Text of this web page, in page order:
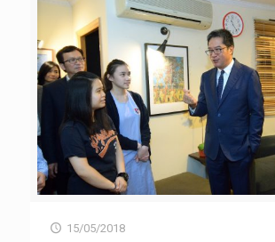
15/05/2018